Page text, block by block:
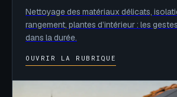
Nettoyage des matériaux délicats,
rangement, plantes d’intérieur : les
dans la durée.
OUVRIR LA RUBRIQUE